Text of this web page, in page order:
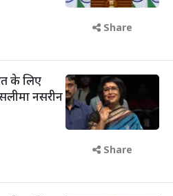
Share
के लिए
नसरीन
Share